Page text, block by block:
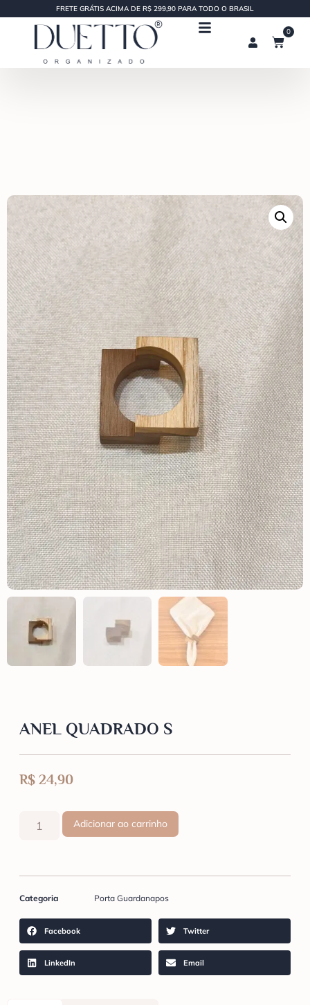
FRETE GRÁTIS ACIMA DE R$ 299,90 PARA TODO O BRASIL
0
ANEL QUADRADO S
R$ 24,90
Adicionar ao carrinho
Categoria Porta Guardanapos
Facebook Twitter
LinkedIn Email